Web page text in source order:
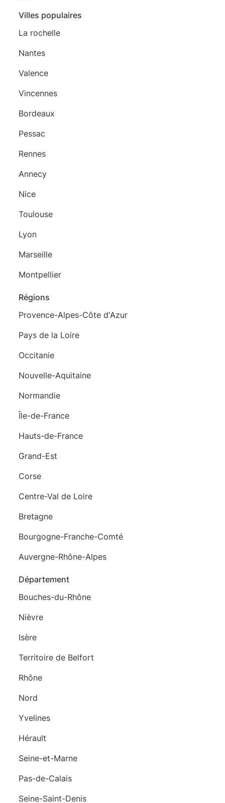
Villes populaires
La rochelle
Nantes
Valence
Vincennes
Bordeaux
Pessac
Rennes
Annecy
Nice
Toulouse
Lyon
Marseille
Montpellier
Régions
Provence-Alpes-Côte d'Azur
Pays de la Loire
Occitanie
Nouvelle-Aquitaine
Normandie
Île-de-France
Hauts-de-France
Grand-Est
Corse
Centre-Val de Loire
Bretagne
Bourgogne-Franche-Comté
Auvergne-Rhône-Alpes
Département
Bouches-du-Rhône
Nièvre
Isère
Territoire de Belfort
Rhône
Nord
Yvelines
Hérault
Seine-et-Marne
Pas-de-Calais
Seine-Saint-Denis